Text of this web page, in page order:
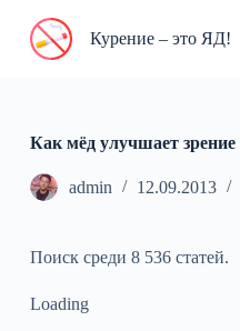
П
и
Курение – это ЯД!
Как мёд улучшает зрение
admin 12.09.2013
Поиск среди 8 536 статей.
Loading